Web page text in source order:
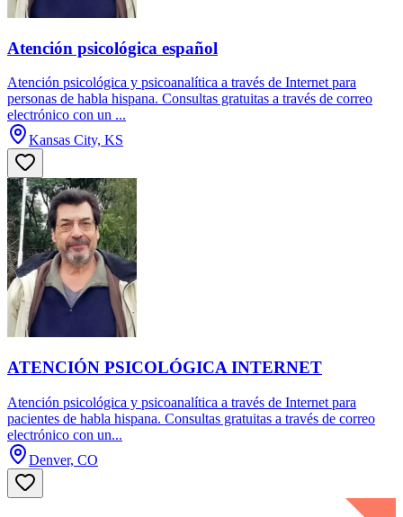
Atención psicológica español
Atención psicológica y psicoanalítica a través de Internet para
personas de habla hispana. Consultas gratuitas a través de correo
electrónico con un ...
Kansas City, KS
ATENCIÓN PSICOLÓGICA INTERNET
Atención psicológica y psicoanalítica a través de Internet para
pacientes de habla hispana. Consultas gratuitas a través de correo
electrónico con un...
Denver, CO